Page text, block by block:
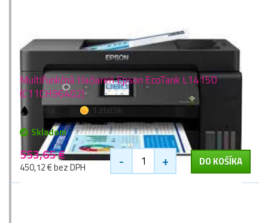
Multifunkčná tlačiareň Epson EcoTank L14150
(C11CH96402)
čierna
1 zlaťák
Skladom
553,65 €
450,12 € bez DPH - + DO KOŠÍKA